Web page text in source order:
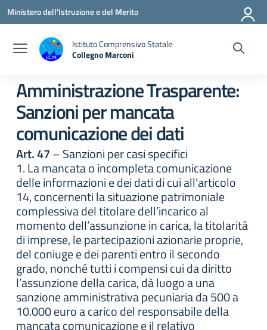
Vai ai contenuti
Vai al menu di navigazione
Vai al footer
Ministero dell'Istruzione e del Merito
Istituto Comprensivo Statale
Collegno Marconi
Amministrazione Trasparente:
Sanzioni per mancata
comunicazione dei dati
Art. 47– Sanzioni per casi specifici
1. La mancata o incompleta comunicazione
delle informazioni e dei dati di cui all’articolo
14, concernenti la situazione patrimoniale
complessiva del titolare dell’incarico al
momento dell’assunzione in carica, la titolarità
di imprese, le partecipazioni azionarie proprie,
del coniuge e dei parenti entro il secondo
grado, nonché tutti i compensi cui da diritto
l’assunzione della carica, dà luogo a una
sanzione amministrativa pecuniaria da 500 a
10.000 euro a carico del responsabile della
mancata comunicazione e il relativo